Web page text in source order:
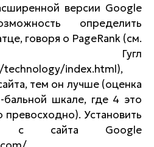
версии Google
определить
говоря о PageRank (см.
Гугл
index.html),
тем он лучше (оценка
бальной шкале, где 4 это
Установить
с сайта Google